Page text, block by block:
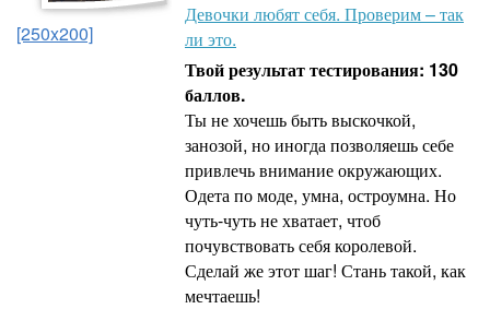
[250x200]
Девочки любят себя. Проверим – так
ли это.
Твой результат тестирования: 130
баллов.
Ты не хочешь быть выскочкой,
занозой, но иногда позволяешь себе
привлечь внимание окружающих.
Одета по моде, умна, остроумна. Но
чуть-чуть не хватает, чтоб
почувствовать себя королевой.
Сделай же этот шаг! Стань такой, как
мечтаешь!